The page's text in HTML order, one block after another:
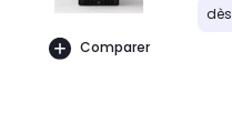
Comparer
dès